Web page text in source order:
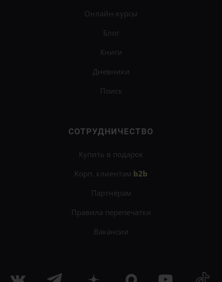
Онлайн-курсы
Блог
Книги
Дневники
Поиск
СОТРУДНИЧЕСТВО
Купить в подарок
Корп. клиентам b2b
Партнёрам
Правила перепечатки
Вакансии